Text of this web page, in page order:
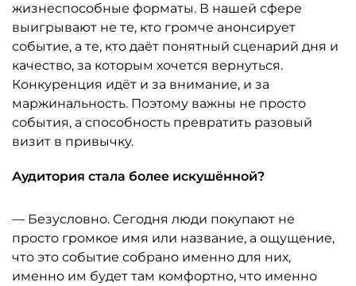
жизнеспособные форматы. В нашей сфере
выигрывают не те, кто громче анонсирует
событие, а те, кто даёт понятный сценарий дня и
качество, за которым хочется вернуться.
Конкуренция идёт и за внимание, и за
маржинальность. Поэтому важны не просто
события, а способность превратить разовый
визит в привычку.
Аудитория стала более искушённой?
— Безусловно. Сегодня люди покупают не
просто громкое имя или название, а ощущение,
что это событие собрано именно для них,
именно им будет там комфортно, что именно